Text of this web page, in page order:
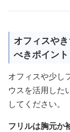
オフィスや
べきポイント
オフィスや少し
ウスを活用した
してください。
フリルは胸元か